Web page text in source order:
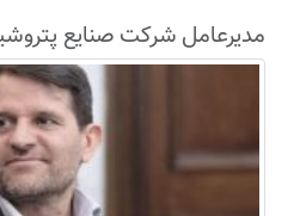
مدیرعامل شرکت صنایع
شد